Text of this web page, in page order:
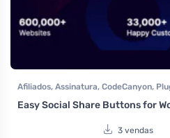
Afiliados, Assinatura, CodeCanyon,
Easy Social Share Buttons for
3 vendas